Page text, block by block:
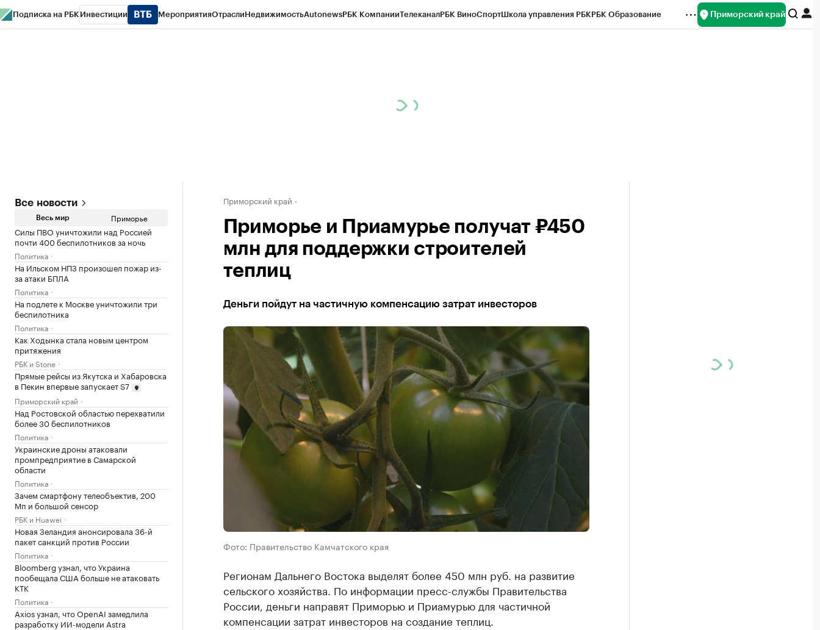
Подписка на РБК Инвестиции МероприятияОтраслиНедвижимостьAutonewsРБК КомпанииТелеканалРБК ВиноСпортШкола управления РБКРБК Образование Приморский край
Все новости
Весь мир Приморье
Силы ПВО уничтожили над Россией
почти 400 беспилотников за ночь
Политика
На Ильском НПЗ произошел пожар из-
за атаки БПЛА
Политика
На подлете к Москве уничтожили три
беспилотника
Политика
Как Ходынка стала новым центром
притяжения
РБК и Stone
Прямые рейсы из Якутска и Хабаровска
в Пекин впервые запускает S7
Приморский край
Над Ростовской областью перехватили
более 30 беспилотников
Политика
Украинские дроны атаковали
промпредприятие в Самарской
области
Политика
Зачем смартфону телеобъектив, 200
Мп и большой сенсор
РБК и Huawei
Новая Зеландия анонсировала 36-й
пакет санкций против России
Политика
Bloomberg узнал, что Украина
пообещала США больше не атаковать
КТК
Политика
Axios узнал, что OpenAI замедлила
разработку ИИ-модели Astra
Приморский край
Приморье и Приамурье получат ₽450
млн для поддержки строителей
теплиц
Деньги пойдут на частичную компенсацию затрат инвесторов
Фото: Правительство Камчатского края
Регионам Дальнего Востока выделят более 450 млн руб. на развитие
сельского хозяйства. По информации пресс-службы Правительства
России, деньги направят Приморью и Приамурью для частичной
компенсации затрат инвесторов на создание теплиц.